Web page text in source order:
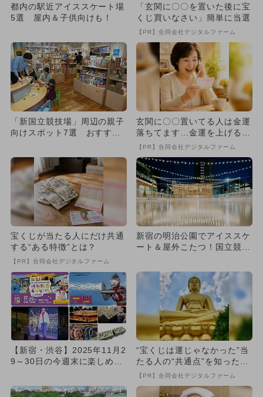
都内の駅近アイススケート場
5選 屋内＆子供向けも！
「玄関に〇〇を置いた後に宝
くじ買いなさい」簡単に当選
【PR】合同会社デジタルファーム
「新国立競技場」周辺の親子
向けスポット7選 おすすめ
玄関に〇〇置いてる人は金運
落ちてます…金運を上げる方
法とは
【PR】合同会社デジタルファーム
宝くじが当たる人にだけ共通
する“ある特徴”とは？
【PR】合同会社デジタルファーム
新宿の明治公園でアイススケ
ート＆屋外こたつ！国立競技
【新宿・渋谷】2025年11月2
9～30日の今週末に楽しめる
“宝くじは運じゃなかった”当
たる人の“共通点”を知っただ
け
【PR】合同会社デジタルファーム